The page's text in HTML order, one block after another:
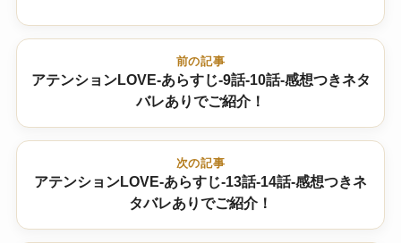
前の記事
アテンションLOVE-あらすじ-9話-10話-感想つきネタ
バレありでご紹介！
次の記事
アテンションLOVE-あらすじ-13話-14話-感想つきネ
タバレありでご紹介！